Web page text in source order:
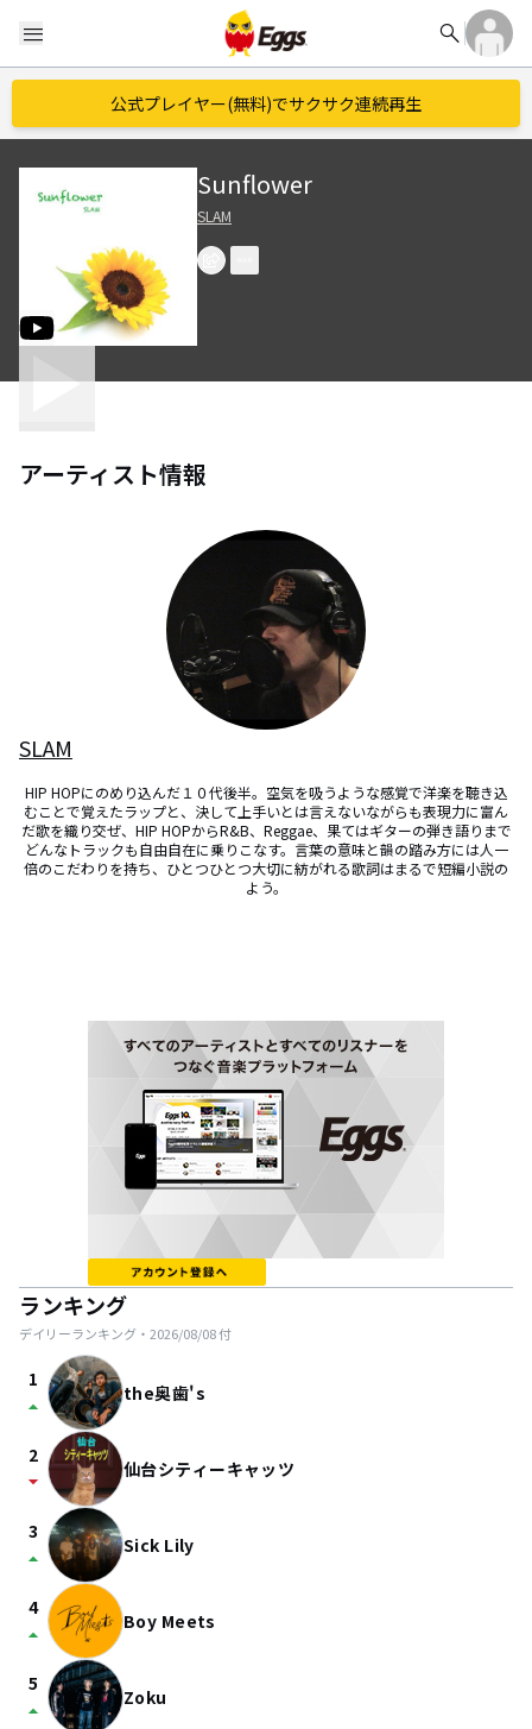
menu search
公式プレイヤー(無料)でサクサク連続再生
Sunflower
SLAM
アーティスト情報
SLAM
HIP HOPにのめり込んだ１０代後半。空気を吸うような感覚で洋楽を聴き込
むことで覚えたラップと、決して上手いとは言えないながらも表現力に富ん
だ歌を織り交ぜ、HIP HOPからR&B、Reggae、果てはギターの弾き語りまで
どんなトラックも自由自在に乗りこなす。言葉の意味と韻の踏み方には人一
倍のこだわりを持ち、ひとつひとつ大切に紡がれる歌詞はまるで短編小説の
よう。
ランキング
デイリーランキング・ 2026/08/08付
1
arrow_drop_up the奥歯's
2
arrow_drop_down 仙台シティーキャッツ
3
arrow_drop_up Sick Lily
4
arrow_drop_up Boy Meets
5
arrow_drop_up Zoku